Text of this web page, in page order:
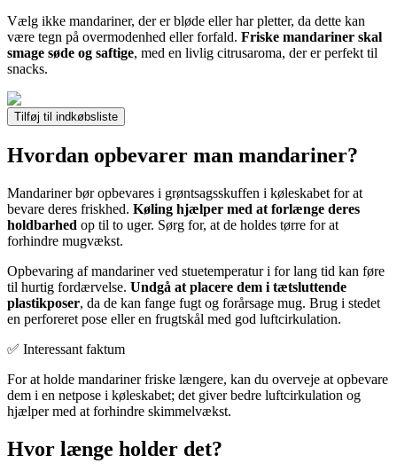
Vælg ikke mandariner, der er bløde eller har pletter, da dette kan
være tegn på overmodenhed eller forfald. Friske mandariner skal
smage søde og saftige, med en livlig citrusaroma, der er perfekt til
snacks.
Tilføj til indkøbsliste
Hvordan opbevarer man mandariner?
Mandariner bør opbevares i grøntsagsskuffen i køleskabet for at
bevare deres friskhed. Køling hjælper med at forlænge deres
holdbarhed op til to uger. Sørg for, at de holdes tørre for at
forhindre mugvækst.
Opbevaring af mandariner ved stuetemperatur i for lang tid kan føre
til hurtig fordærvelse. Undgå at placere dem i tætsluttende
plastikposer, da de kan fange fugt og forårsage mug. Brug i stedet
en perforeret pose eller en frugtskål med god luftcirkulation.
✅ Interessant faktum
For at holde mandariner friske længere, kan du overveje at opbevare
dem i en netpose i køleskabet; det giver bedre luftcirkulation og
hjælper med at forhindre skimmelvækst.
Hvor længe holder det?